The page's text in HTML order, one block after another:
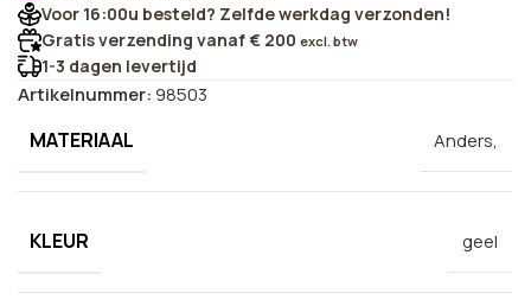
Voor 16:00u besteld? Zelfde werkdag verzonden!
Gratis verzending vanaf € 200 excl. btw
1-3 dagen levertijd
Artikelnummer: 98503
MATERIAAL Anders,
KLEUR geel